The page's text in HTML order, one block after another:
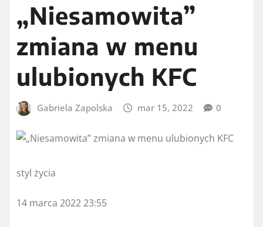
„Niesamowita”
zmiana w menu
ulubionych KFC
Gabriela Zapolska mar 15, 2022 0
styl życia
14 marca 2022 23:55